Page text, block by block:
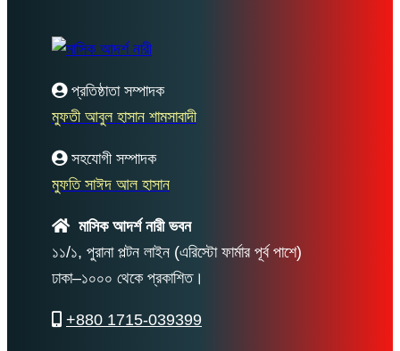
প্রতিষ্ঠাতা সম্পাদক
মুফতী আবুল হাসান শামসাবাদী
সহযোগী সম্পাদক
মুফতি সাঈদ আল হাসান
মাসিক আদর্শ নারী ভবন
১১/১, পুরানা পল্টন লাইন (এরিস্টো ফার্মার পূর্ব পাশে)
ঢাকা–১০০০ থেকে প্রকাশিত।
+880 1715-039399